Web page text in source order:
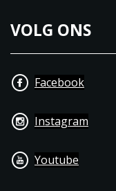
VOLG ONS
Facebook
Instagram
Youtube